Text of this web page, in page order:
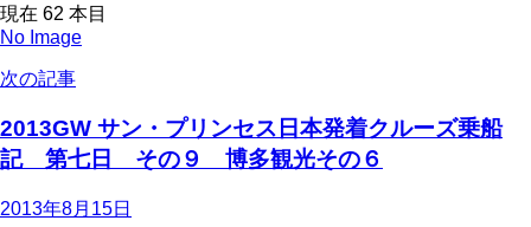
現在 62 本目
No Image
次の記事
2013GW サン・プリンセス日本発着クルーズ乗船
記 第七日 その９ 博多観光その６
2013年8月15日